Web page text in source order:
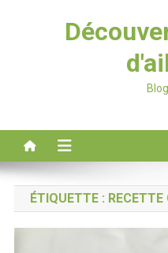
ÉTIQUETTE : RECETTE